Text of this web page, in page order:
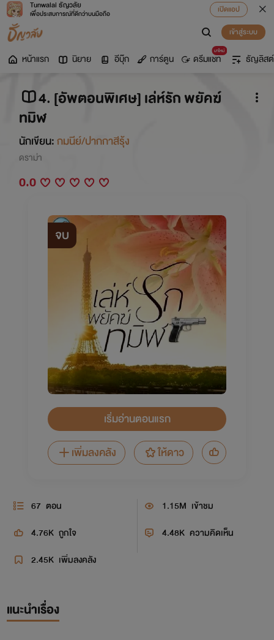
Tunwalai ธัญวลัย
เพื่อประสบการณ์ที่ดีกว่าบนมือถือ
เปิดแอป
เข้าสู่ระบบ
หน้าแรก นิยาย อีบุ๊ก การ์ตูน
มาใหม่
ดรีมแชท ธัญลิสต์
4. [อัพตอนพิเศษ] เล่ห์รัก พยัคฆ์
ทมิฬ
นักเขียน:กมนีย์/ปากกาสีรุ้ง
ดราม่า
0.0
จบ
เริ่มอ่านตอนแรก
เพิ่มลงคลัง
ให้ดาว
67 ตอน 1.15M เข้าชม
4.76K ถูกใจ 4.48K ความคิดเห็น
2.45K เพิ่มลงคลัง
แนะนำเรื่อง